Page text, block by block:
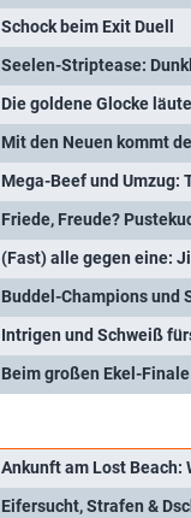
Schock beim Exit Duell
Seelen-Striptease:
Die goldene Glocke
Mit den Neuen kommt
Mega-Beef und Umzug:
Friede, Freude?
(Fast) alle gegen eine:
Buddel-Champions und
Intrigen und Schweiß
Beim großen Ekel-
Ankunft am Lost Beach:
Eifersucht, Strafen &